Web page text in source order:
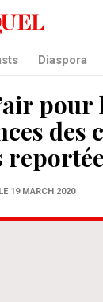
Diaspora
pour
des
LE 19 MARCH 2020